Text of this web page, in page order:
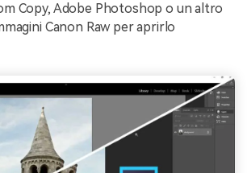
Copy, Adobe Photoshop o un altro
Canon Raw per aprirlo